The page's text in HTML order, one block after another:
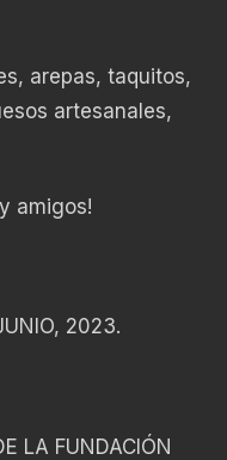
arepas, taquitos,
artesanales,
amigos!
2023.
LA FUNDACIÓN